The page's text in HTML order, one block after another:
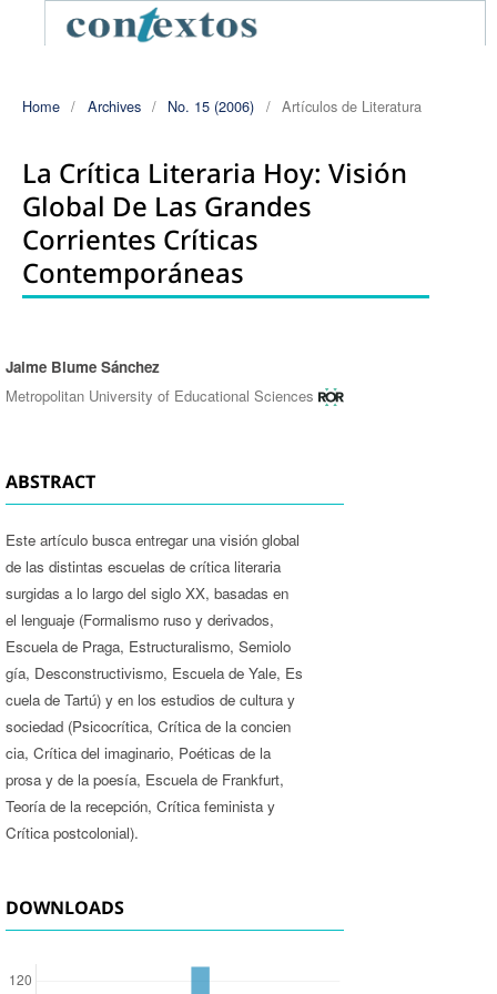
Home / Archives / No. 15 (2006) / Artículos de Literatura
La Crítica Literaria Hoy: Visión
Global De Las Grandes
Corrientes Críticas
Contemporáneas
Authors
Jaime Blume Sánchez
Metropolitan University of Educational Sciences
ABSTRACT
Este artículo busca entregar una visión global
de las distintas escuelas de crítica literaria
surgidas a lo largo del siglo XX, basadas en
el lenguaje (Formalismo ruso y derivados,
Escuela de Praga, Estructuralismo, Semiolo­
gía, Desconstructivismo, Escuela de Yale, Es­
cuela de Tartú) y en los estudios de cultura y
sociedad (Psicocrítica, Crítica de la concien­
cia, Crítica del imaginario, Poéticas de la
prosa y de la poesía, Escuela de Frankfurt,
Teoría de la recepción, Crítica feminista y
Crítica postcolonial).
DOWNLOADS